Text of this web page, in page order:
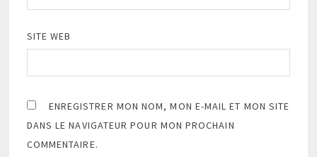
SITE WEB
ENREGISTRER MON NOM, MON E-MAIL ET MON SITE
DANS LE NAVIGATEUR POUR MON PROCHAIN
COMMENTAIRE.